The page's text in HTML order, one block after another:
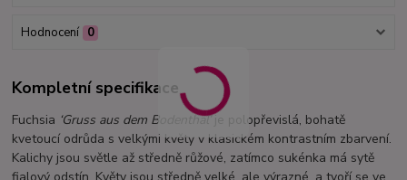
Hodnocení 0
Kompletní specifikace
Fuchsia ‘Gruss aus dem Bodenthal’je polopřevislá, bohatě
kvetoucí odrůda s velkými květy v klasickém kontrastním zbarvení.
Kalichy jsou světle až středně růžové, zatímco sukénka má sytě
fialový odstín. Květy jsou středně velké, ale výrazné, a tvoří se ve